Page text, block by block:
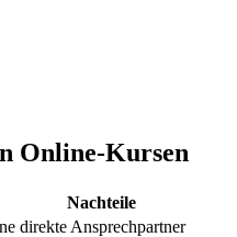
Online-Kursen
Nachteile
direkte Ansprechpartner